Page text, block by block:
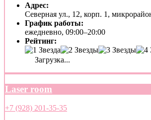
Адрес:
Северная ул., 12, корп. 1,
График работы:
ежедневно, 09:00–20:00
Рейтинг:
Загрузка...
Laser room
+7 (928) 201-35-35